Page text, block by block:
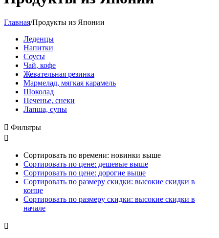
Главная/Продукты из Японии
Леденцы
Напитки
Соусы
Чай, кофе
Жевательная резинка
Мармелад, мягкая карамель
Шоколад
Печенье, снеки
Лапша, супы
 Фильтры

Сортировать по времени: новинки выше
Сортировать по цене: дешевые выше
Сортировать по цене: дорогие выше
Сортировать по размеру скидки: высокие скидки в
конце
Сортировать по размеру скидки: высокие скидки в
начале
